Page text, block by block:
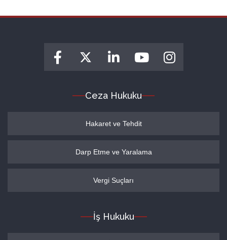
Ceza Hukuku
Hakaret ve Tehdit
Darp Etme ve Yaralama
Vergi Suçları
İş Hukuku